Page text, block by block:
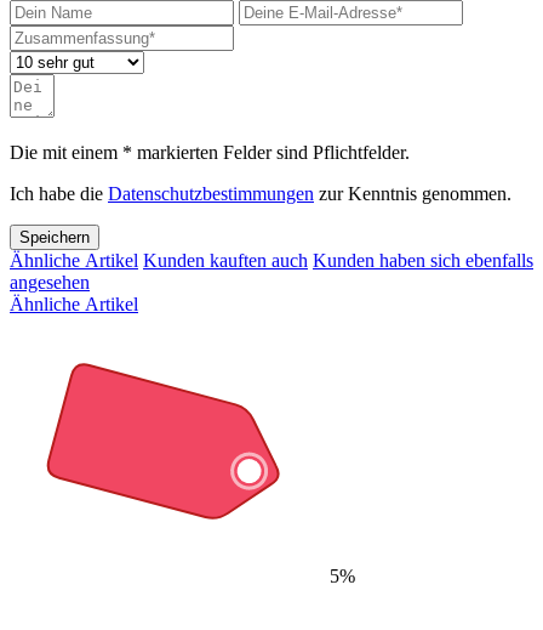
Die mit einem * markierten Felder sind Pflichtfelder.
Ich habe die Datenschutzbestimmungen zur Kenntnis genommen.
Speichern
Ähnliche Artikel Kunden kauften auch Kunden haben sich ebenfalls
angesehen
Ähnliche Artikel
5%